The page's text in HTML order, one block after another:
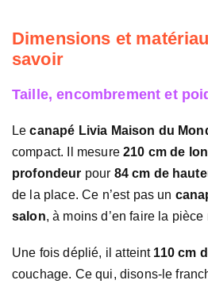
Dimensions et
savoir
Taille, encombrement et
Lecanapé Livia Maison du
compact. Il mesure210 cm de
profondeur pour 84 cm de
de la place. Ce n’est pas un
salon, à moins d’en faire la pièce
Une fois déplié, il atteint 110 cm
couchage. Ce qui, disons-le